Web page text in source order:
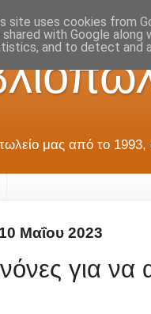
μας από το
Μαΐου 2023
για να
site uses cookies from
shared with Google
and to detect and